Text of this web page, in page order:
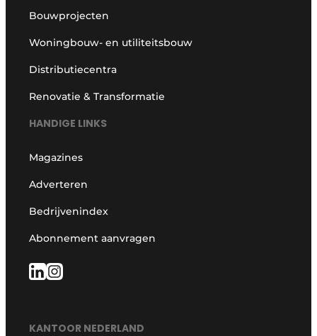
Bouwprojecten
Woningbouw- en utiliteitsbouw
Distributiecentra
Renovatie & Transformatie
HANDIGE LINKS
Magazines
Adverteren
Bedrijvenindex
Abonnement aanvragen
KANTOOR NEDERLAND